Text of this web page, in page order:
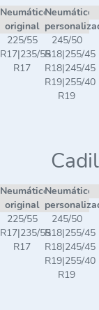
Neumático
original
Neumático
225/55
R17|235/55
R17
245/50
R18|255/45
R18|245/45
R19|255/40
R19
Neumático
original
Neumático
225/55
R17|235/55
R17
245/50
R18|255/45
R18|245/45
R19|255/40
R19